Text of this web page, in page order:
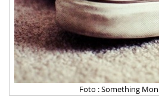
Foto : Something